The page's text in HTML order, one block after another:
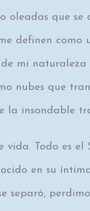
oleadas que
definen como
mi
nubes que
la insondable
vida. Todo es el
en su
separó,